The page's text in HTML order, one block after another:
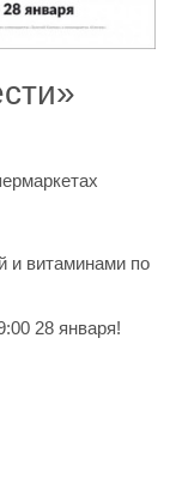
и витаминами по
28 января!